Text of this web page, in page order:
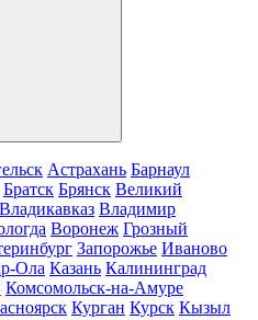
Астрахань Барнаул
Братск Брянск Великий
Владикавказ Владимир
Воронеж Грозный
Запорожье Иваново
Ола Казань Калининград
Комсомольск-на-Амуре
Курган Курск Кызыл